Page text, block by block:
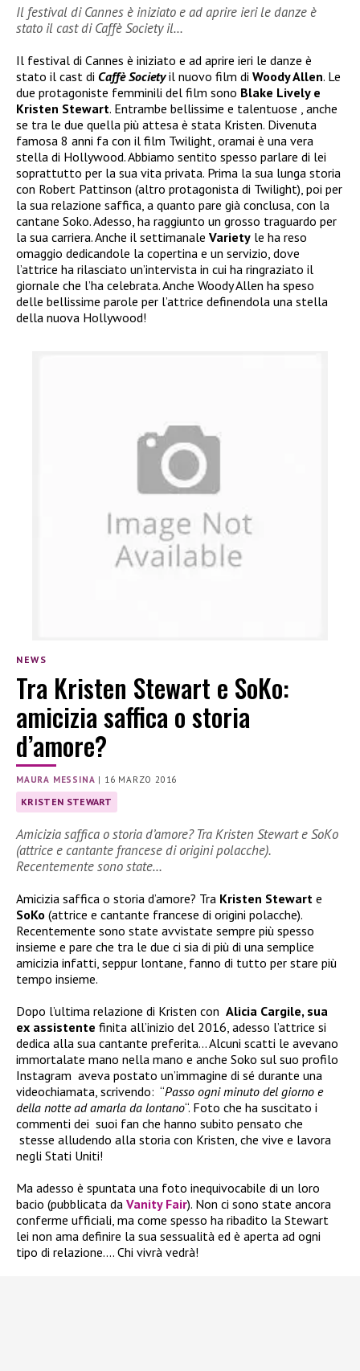
Il festival di Cannes è iniziato e ad aprire ieri le danze è
stato il cast di Caffè Society il…
Il festival di Cannes è iniziato e ad aprire ieri le danze è
stato il cast di Caffè Societyil nuovo film di Woody Allen. Le
due protagoniste femminili del film sono Blake Lively e
Kristen Stewart. Entrambe bellissime e talentuose , anche
se tra le due quella più attesa è stata Kristen. Divenuta
famosa 8 anni fa con il film Twilight, oramai è una vera
stella di Hollywood. Abbiamo sentito spesso parlare di lei
soprattutto per la sua vita privata. Prima la sua lunga storia
con Robert Pattinson (altro protagonista di Twilight), poi per
la sua relazione saffica, a quanto pare già conclusa, con la
cantane Soko. Adesso, ha raggiunto un grosso traguardo per
la sua carriera. Anche il settimanale Variety le ha reso
omaggio dedicandole la copertina e un servizio, dove
l’attrice ha rilasciato un’intervista in cui ha ringraziato il
giornale che l’ha celebrata. Anche Woody Allen ha speso
delle bellissime parole per l’attrice definendola una stella
della nuova Hollywood!
NEWS
Tra Kristen Stewart e SoKo:
amicizia saffica o storia
d’amore?
MAURA MESSINA | 16 MARZO 2016
KRISTEN STEWART
Amicizia saffica o storia d’amore? Tra Kristen Stewart e SoKo
(attrice e cantante francese di origini polacche).
Recentemente sono state…
Amicizia saffica o storia d’amore? Tra Kristen Stewart e
SoKo (attrice e cantante francese di origini polacche).
Recentemente sono state avvistate sempre più spesso
insieme e pare che tra le due ci sia di più di una semplice
amicizia infatti, seppur lontane, fanno di tutto per stare più
tempo insieme.
Dopo l’ultima relazione di Kristen con Alicia Cargile, sua
ex assistente finita all’inizio del 2016, adesso l’attrice si
dedica alla sua cantante preferita… Alcuni scatti le avevano
immortalate mano nella mano e anche Soko sul suo profilo
Instagram aveva postato un’immagine di sé durante una
videochiamata, scrivendo: “Passo ogni minuto del giorno e
della notte ad amarla da lontano“. Foto che ha suscitato i
commenti dei suoi fan che hanno subito pensato che
stesse alludendo alla storia con Kristen, che vive e lavora
negli Stati Uniti!
Ma adesso è spuntata una foto inequivocabile di un loro
bacio (pubblicata da Vanity Fair). Non ci sono state ancora
conferme ufficiali, ma come spesso ha ribadito la Stewart
lei non ama definire la sua sessualità ed è aperta ad ogni
tipo di relazione…. Chi vivrà vedrà!